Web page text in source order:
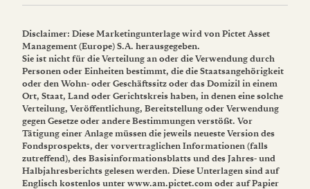
Disclaimer: Diese Marketingunterlage wird von Pictet Asset
Management (Europe) S.A. herausgegeben.
Sie ist nicht für die Verteilung an oder die Verwendung durch
Personen oder Einheiten bestimmt, die die Staatsangehörigkeit
oder den Wohn- oder Geschäftssitz oder das Domizil in einem
Ort, Staat, Land oder Gerichtskreis haben, in denen eine solche
Verteilung, Veröffentlichung, Bereitstellung oder Verwendung
gegen Gesetze oder andere Bestimmungen verstößt. Vor
Tätigung einer Anlage müssen die jeweils neueste Version des
Fondsprospekts, der vorvertraglichen Informationen (falls
zutreffend), des Basisinformationsblatts und des Jahres- und
Halbjahresberichts gelesen werden. Diese Unterlagen sind auf
Englisch kostenlos unter www.am.pictet.com oder auf Papier